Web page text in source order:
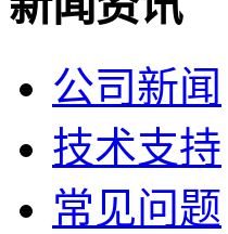
公司新闻
技术支持
常见问题